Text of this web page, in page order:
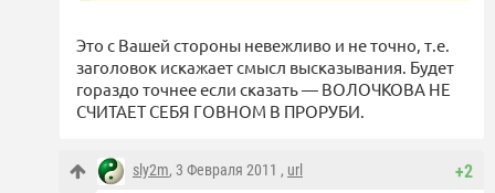
Это с Вашей стороны невежливо и не точно, т.е.
заголовок искажает смысл высказывания. Будет
гораздо точнее если сказать — ВОЛОЧКОВА НЕ
СЧИТАЕТ СЕБЯ ГОВНОМ В ПРОРУБИ.
+2
sly2m, 3 Февраля 2011 , url